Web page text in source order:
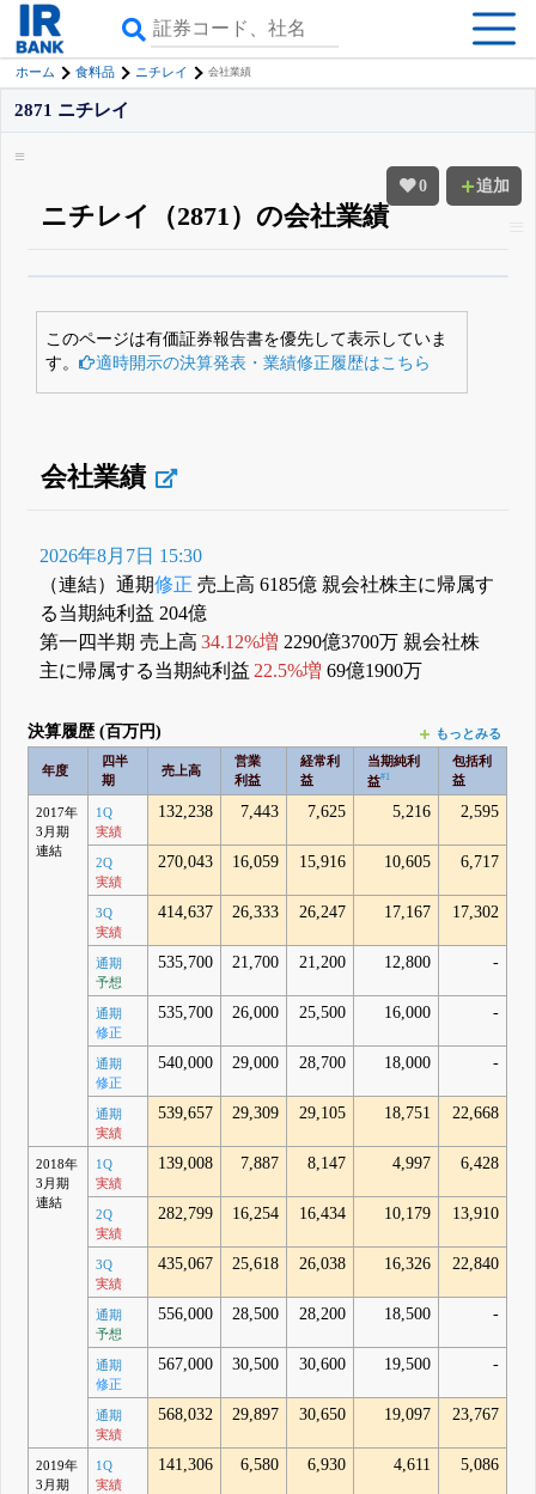
ホーム 食料品 ニチレイ 会社業績
0 追加
2871 ニチレイ
ニチレイ（2871）の会社業績
詳しく見られる無料でβ版をはじめる
登録すると永久30%OFFと米株版の先行利用も付きます
このページは有価証券報告書を優先して表示していま
す。
適時開示の決算発表・業績修正履歴はこちら
会社業績
2026年8月7日 15:30
（連結）通期修正 売上高 6185億 親会社株主に帰属す
る当期純利益 204億
第一四半期 売上高 34.12%増 2290億3700万 親会社株
主に帰属する当期純利益 22.5%増 69億1900万
決算履歴 (百万円) もっとみる
年度
四半
期
売上高
営業
利益
経常利
益
当期純利
益#1
包括利
益
2017年
3月期
連結
1Q
実績
132,238 7,443 7,625 5,216 2,595
2Q
実績
270,043 16,059 15,916 10,605 6,717
3Q
実績
414,637 26,333 26,247 17,167 17,302
通期
予想
535,700 21,700 21,200 12,800 -
通期
修正
535,700 26,000 25,500 16,000 -
通期
修正
540,000 29,000 28,700 18,000 -
通期
実績
539,657 29,309 29,105 18,751 22,668
2018年
3月期
連結
1Q
実績
139,008 7,887 8,147 4,997 6,428
2Q
実績
282,799 16,254 16,434 10,179 13,910
3Q
実績
435,067 25,618 26,038 16,326 22,840
通期
予想
556,000 28,500 28,200 18,500 -
通期
修正
567,000 30,500 30,600 19,500 -
通期
実績
568,032 29,897 30,650 19,097 23,767
2019年
3月期
1Q
実績
141,306 6,580 6,930 4,611 5,086